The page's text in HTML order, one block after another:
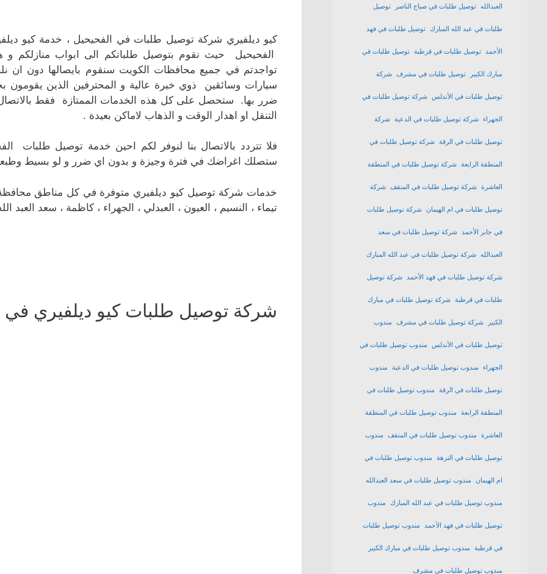
كيو ديلفيري شركة توصيل طلبات في الفحيحيل ، خدمة كيو
الفحيحيل حيث نقوم بتوصيل طلباتكم الى ابواب منازلكم
تواجدتم في جميع محافظات الكويت سنقوم بايصالها دون ان
سيارات وسائقين ذوي خبرة عالية و المحترفين الذين
ضرر بها. ستحصل على كل هذه الخدمات الممتازة فقط
التنقل او اهدار الوقت و الذهاب لاماكن بعيدة .
فلا تتردد بالاتصال بنا لنوفر لكم احين خدمة توصيل طلبات
ستصلك اغراضك في فترة وجيزة و بدون اي ضرر و لو بسيط
خدمات شركة توصيل كيو ديلفيري متوفرة في كل مناطق محافظة
تيماء ، النسيم ، العيون ، العبدلي ، الجهراء ، كاظمة ، سعد العبد
شركة توصيل طلبات كيو ديلفيري في
العبدالله توصيل طلبات في صباح الناصر توصيل
طلبات في عبد الله المبارك توصيل طلبات في فهد
الأحمد توصيل طلبات في قرطبة توصيل طلبات في
مبارك الكبير توصيل طلبات في مشرف شركة
توصيل طلبات في الأندلس شركة توصيل طلبات في
الجهراء شركة توصيل طلبات في الدعية شركة
توصيل طلبات في الرقة شركة توصيل طلبات في
المنطقة الرابعة شركة توصيل طلبات في المنطقة
العاشرة شركة توصيل طلبات في المنقف شركة
توصيل طلبات في ام الهيمان شركة توصيل طلبات
في جابر الأحمد شركة توصيل طلبات في سعد
العبدالله شركة توصيل طلبات في عبد الله المبارك
شركة توصيل طلبات في فهد الأحمد شركة توصيل
طلبات في قرطبة شركة توصيل طلبات في مبارك
الكبير شركة توصيل طلبات في مشرف مندوب
توصيل طلبات في الأندلس مندوب توصيل طلبات في
الجهراء مندوب توصيل طلبات في الدعية مندوب
توصيل طلبات في الرقة مندوب توصيل طلبات في
المنطقة الرابعة مندوب توصيل طلبات في المنطقة
العاشرة مندوب توصيل طلبات في المنقف مندوب
توصيل طلبات في النزهة مندوب توصيل طلبات في
ام الهيمان مندوب توصيل طلبات في سعد العبدالله
مندوب توصيل طلبات في عبد الله المبارك مندوب
توصيل طلبات في فهد الأحمد مندوب توصيل طلبات
في قرطبة مندوب توصيل طلبات في مبارك الكبير
مندوب توصيل طلبات في مشرف